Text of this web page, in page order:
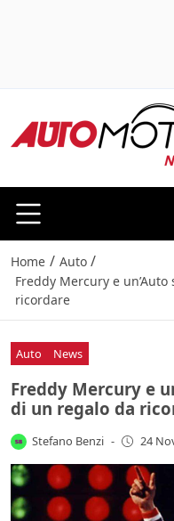
Home / Auto /
Freddy Mercury e
ricordare
Auto News
Freddy Mercury e
di un regalo da
Stefano Benzi - 24